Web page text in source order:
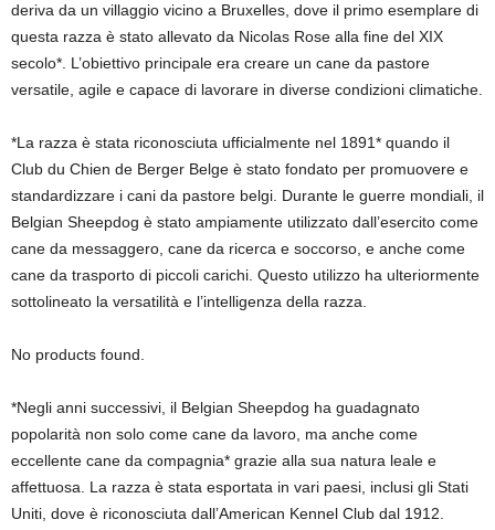
deriva da un villaggio vicino a Bruxelles, dove il primo esemplare di
questa razza è stato allevato da Nicolas Rose alla fine del XIX
secolo*. L’obiettivo principale era creare un cane da pastore
versatile, agile e capace di lavorare in diverse condizioni climatiche.
*La razza è stata riconosciuta ufficialmente nel 1891* quando il
Club du Chien de Berger Belge è stato fondato per promuovere e
standardizzare i cani da pastore belgi. Durante le guerre mondiali, il
Belgian Sheepdog è stato ampiamente utilizzato dall’esercito come
cane da messaggero, cane da ricerca e soccorso, e anche come
cane da trasporto di piccoli carichi. Questo utilizzo ha ulteriormente
sottolineato la versatilità e l’intelligenza della razza.
No products found.
*Negli anni successivi, il Belgian Sheepdog ha guadagnato
popolarità non solo come cane da lavoro, ma anche come
eccellente cane da compagnia* grazie alla sua natura leale e
affettuosa. La razza è stata esportata in vari paesi, inclusi gli Stati
Uniti, dove è riconosciuta dall’American Kennel Club dal 1912.